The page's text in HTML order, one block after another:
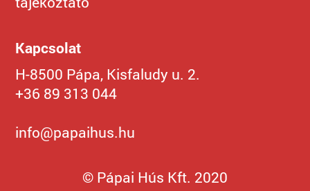
Kapcsolat
H-8500 Pápa, Kisfaludy u. 2.
+36 89 313 044
info@papaihus.hu
© Pápai Hús Kft. 2020